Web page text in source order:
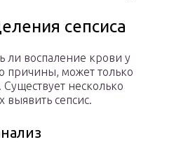
сепсиса
ли воспаление крови у
причины, может только
несколько
сепсис.